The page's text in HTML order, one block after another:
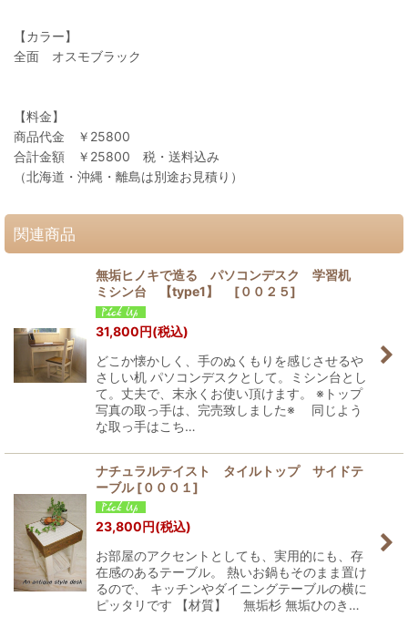
【カラー】
全面 オスモブラック
【料金】
商品代金 ￥25800
合計金額 ￥25800 税・送料込み
（北海道・沖縄・離島は別途お見積り）
関連商品
無垢ヒノキで造る パソコンデスク 学習机
ミシン台 【type1】
[００２５]
31,800円(税込)
どこか懐かしく、手のぬくもりを感じさせるや
さしい机 パソコンデスクとして。ミシン台とし
て。丈夫で、末永くお使い頂けます。 ※トップ
写真の取っ手は、完売致しました※ 同じよう
な取っ手はこち…
ナチュラルテイスト タイルトップ サイドテ
ーブル [０００１]
23,800円(税込)
お部屋のアクセントとしても、実用的にも、存
在感のあるテーブル。 熱いお鍋もそのまま置け
るので、 キッチンやダイニングテーブルの横に
ピッタリです 【材質】 無垢杉 無垢ひのき…